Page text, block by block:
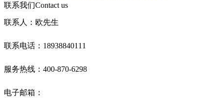
联系我们Contact us
联系人：欧先生
联系电话：18938840111
服务热线：400-870-6298
电子邮箱：